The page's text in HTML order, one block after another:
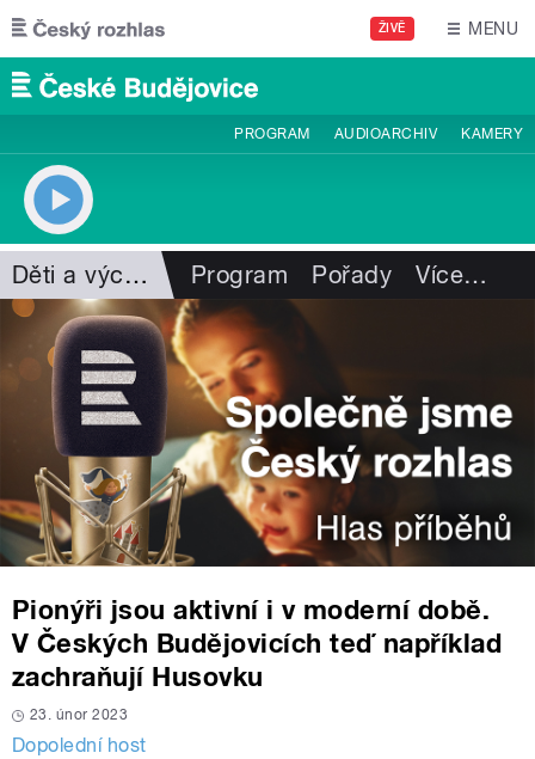
Přejít k hlavnímu obsahu
ŽIVĚ MENU
PROGRAM AUDIOARCHIV KAMERY
Děti a výchova Program Pořady Více…
Pionýři jsou aktivní i v moderní době.
V Českých Budějovicích teď například
zachraňují Husovku
23. únor 2023
Dopolední host